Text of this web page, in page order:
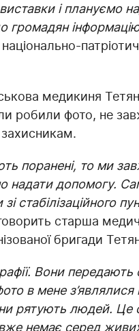
і плануємо
громадян
медикиня
робили фото, не
поранені, то ми
надати допомогу.
стабілізаційного
старша
бригади
Вони передають
в мене
рятують людей. Це
немає серед